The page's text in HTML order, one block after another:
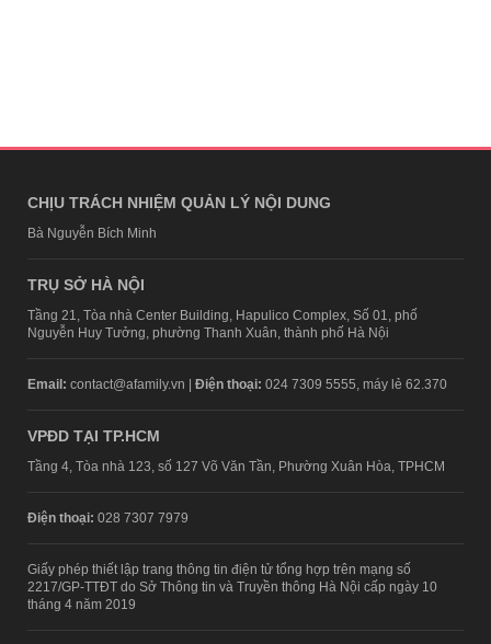
CHỊU TRÁCH NHIỆM QUẢN LÝ NỘI DUNG
Bà Nguyễn Bích Minh
TRỤ SỞ HÀ NỘI
Tầng 21, Tòa nhà Center Building, Hapulico Complex, Số 01, phố
Nguyễn Huy Tưởng, phường Thanh Xuân, thành phố Hà Nội
Email: contact@afamily.vn | Điện thoại: 024 7309 5555, máy lẻ 62.370
VPĐD TẠI TP.HCM
Tầng 4, Tòa nhà 123, số 127 Võ Văn Tần, Phường Xuân Hòa, TPHCM
Điện thoại: 028 7307 7979
Giấy phép thiết lập trang thông tin điện tử tổng hợp trên mạng số
2217/GP-TTĐT do Sở Thông tin và Truyền thông Hà Nội cấp ngày 10
tháng 4 năm 2019